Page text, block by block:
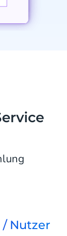
/ Nutzer